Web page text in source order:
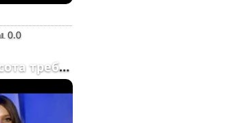
0.0
Лоя: «Красота требует ж...